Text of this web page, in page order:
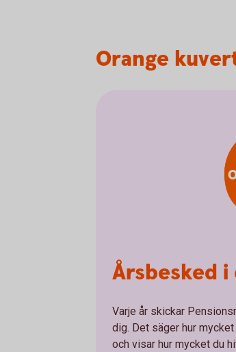
Orange
Årsbesked
Varje år skickar
dig. Det säger hur
och visar hur mycket du